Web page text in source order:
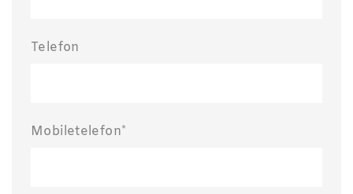
Telefon
Mobiletelefon*